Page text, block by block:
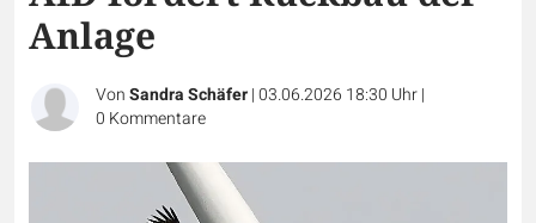
Anlage
VonSandra Schäfer|03.06.2026 18:30 Uhr|
0 Kommentare